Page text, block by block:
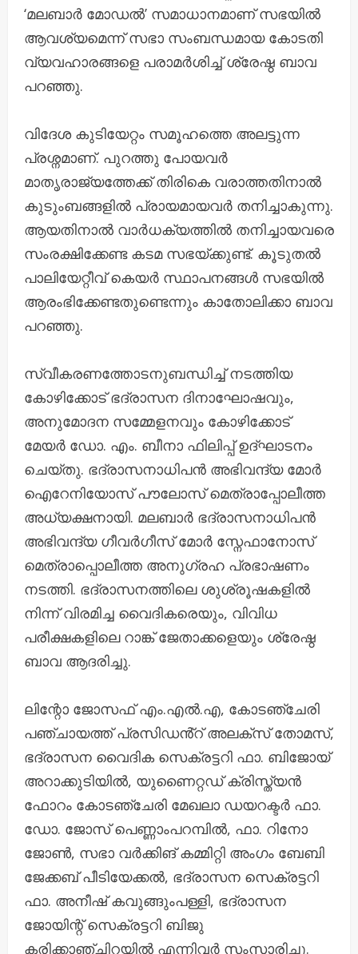
‘മലബാർ മോഡൽ’ സമാധാനമാണ് സഭയിൽ
ആവശ്യമെന്ന് സഭാ സംബന്ധമായ കോടതി
വ്യവഹാരങ്ങളെ പരാമർശിച്ച് ശ്രേഷ്ഠ ബാവ
പറഞ്ഞു.
വിദേശ കുടിയേറ്റം സമൂഹത്തെ അലട്ടുന്ന
പ്രശ്നമാണ്. പുറത്തു പോയവർ
മാതൃരാജ്യത്തേക്ക് തിരികെ വരാത്തതിനാൽ
കുടുംബങ്ങളിൽ പ്രായമായവർ തനിച്ചാകുന്നു.
ആയതിനാൽ വാർധക്യത്തിൽ തനിച്ചായവരെ
സംരക്ഷിക്കേണ്ട കടമ സഭയ്ക്കുണ്ട്. കൂടുതൽ
പാലിയേറ്റീവ് കെയർ സ്ഥാപനങ്ങൾ സഭയിൽ
ആരംഭിക്കേണ്ടതുണ്ടെന്നും കാതോലിക്കാ ബാവ
പറഞ്ഞു.
സ്വീകരണത്തോടനുബന്ധിച്ച് നടത്തിയ
കോഴിക്കോട് ഭദ്രാസന ദിനാഘോഷവും,
അനുമോദന സമ്മേളനവും കോഴിക്കോട്
മേയർ ഡോ. എം. ബീനാ ഫിലിപ്പ് ഉദ്ഘാടനം
ചെയ്തു. ഭദ്രാസനാധിപൻ അഭിവന്ദ്യ മോർ
ഐറേനിയോസ് പൗലോസ് മെത്രാപ്പോലീത്ത
അധ്യക്ഷനായി. മലബാർ ഭദ്രാസനാധിപൻ
അഭിവന്ദ്യ ഗീവർഗീസ് മോർ സ്നേഫാനോസ്
മെത്രാപ്പൊലീത്ത അനുഗ്രഹ പ്രഭാഷണം
നടത്തി. ഭദ്രാസനത്തിലെ ശുശ്രൂഷകളിൽ
നിന്ന് വിരമിച്ച വൈദികരെയും, വിവിധ
പരീക്ഷകളിലെ റാങ്ക് ജേതാക്കളെയും ശ്രേഷ്ഠ
ബാവ ആദരിച്ചു.
ലിന്റോ ജോസഫ് എം.എൽ.എ, കോടഞ്ചേരി
പഞ്ചായത്ത് പ്രസിഡൻ്റ് അലക്സ് തോമസ്,
ഭദ്രാസന വൈദിക സെക്രട്ടറി ഫാ. ബിജോയ്
അറാക്കുടിയിൽ, യുണൈറ്റഡ് ക്രിസ്ത്യൻ
ഫോറം കോടഞ്ചേരി മേഖലാ ഡയറക്ടർ ഫാ.
ഡോ. ജോസ് പെണ്ണാംപറമ്പിൽ, ഫാ. റിനോ
ജോൺ, സഭാ വർക്കിങ് കമ്മിറ്റി അംഗം ബേബി
ജേക്കബ് പീടിയേക്കൽ, ഭദ്രാസന സെക്രട്ടറി
ഫാ. അനീഷ് കവുങ്ങുംപള്ളി, ഭദ്രാസന
ജോയിന്റ് സെക്രട്ടറി ബിജു
കരിക്കാഞ്ചിറയിൽ എന്നിവർ സംസാരിച്ചു.